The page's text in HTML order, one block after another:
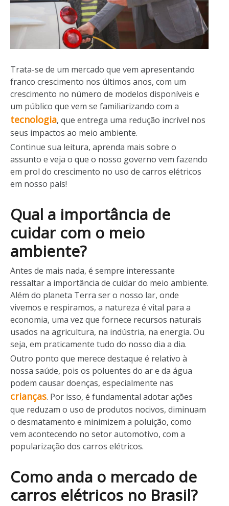
Trata-se de um mercado que vem apresentando
franco crescimento nos últimos anos, com um
crescimento no número de modelos disponíveis e
um público que vem se familiarizando com a
tecnologia, que entrega uma redução incrível nos
seus impactos ao meio ambiente.
Continue sua leitura, aprenda mais sobre o
assunto e veja o que o nosso governo vem fazendo
em prol do crescimento no uso de carros elétricos
em nosso país!
Qual a importância de
cuidar com o meio
ambiente?
Antes de mais nada, é sempre interessante
ressaltar a importância de cuidar do meio ambiente.
Além do planeta Terra ser o nosso lar, onde
vivemos e respiramos, a natureza é vital para a
economia, uma vez que fornece recursos naturais
usados na agricultura, na indústria, na energia. Ou
seja, em praticamente tudo do nosso dia a dia.
Outro ponto que merece destaque é relativo à
nossa saúde, pois os poluentes do ar e da água
podem causar doenças, especialmente nas
crianças. Por isso, é fundamental adotar ações
que reduzam o uso de produtos nocivos, diminuam
o desmatamento e minimizem a poluição, como
vem acontecendo no setor automotivo, com a
popularização dos carros elétricos.
Como anda o mercado de
carros elétricos no Brasil?